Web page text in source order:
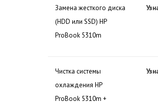
Замена жесткого диска
(HDD или SSD) HP
ProBook 5310m
Чистка системы
охлаждения HP
ProBook 5310m +